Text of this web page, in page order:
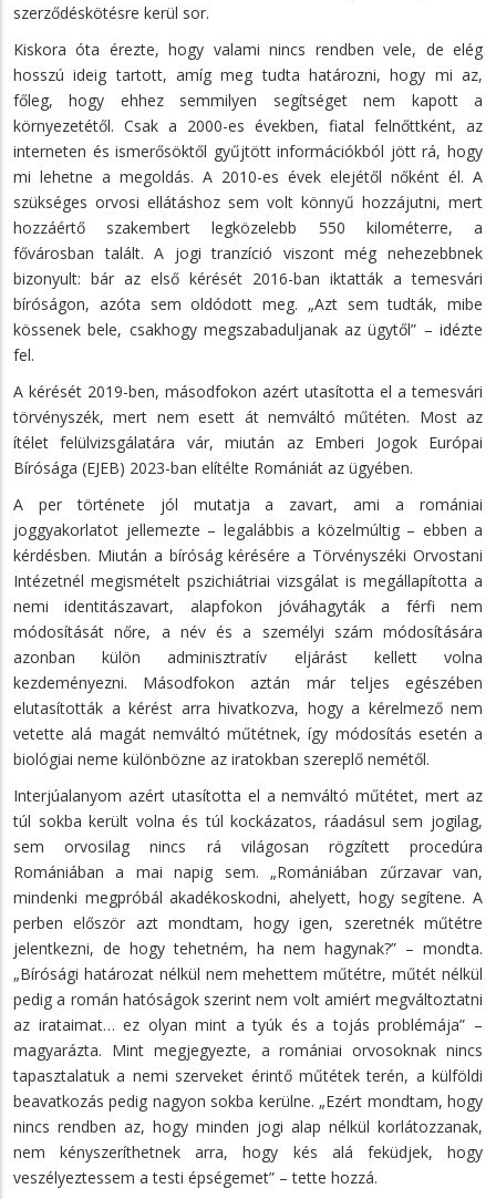
szerződéskötésre kerül sor.
Kiskora óta érezte, hogy valami nincs rendben vele, de elég
hosszú ideig tartott, amíg meg tudta határozni, hogy mi az,
főleg, hogy ehhez semmilyen segítséget nem kapott a
környezetétől. Csak a 2000-es években, fiatal felnőttként, az
interneten és ismerősöktől gyűjtött információkból jött rá, hogy
mi lehetne a megoldás. A 2010-es évek elejétől nőként él. A
szükséges orvosi ellátáshoz sem volt könnyű hozzájutni, mert
hozzáértő szakembert legközelebb 550 kilométerre, a
fővárosban talált. A jogi tranzíció viszont még nehezebbnek
bizonyult: bár az első kérését 2016-ban iktatták a temesvári
bíróságon, azóta sem oldódott meg. „Azt sem tudták, mibe
kössenek bele, csakhogy megszabaduljanak az ügytől” – idézte
fel.
A kérését 2019-ben, másodfokon azért utasította el a temesvári
törvényszék, mert nem esett át nemváltó műtéten. Most az
ítélet felülvizsgálatára vár, miután az Emberi Jogok Európai
Bírósága (EJEB) 2023-ban elítélte Romániát az ügyében.
A per története jól mutatja a zavart, ami a romániai
joggyakorlatot jellemezte – legalábbis a közelmúltig – ebben a
kérdésben. Miután a bíróság kérésére a Törvényszéki Orvostani
Intézetnél megismételt pszichiátriai vizsgálat is megállapította a
nemi identitászavart, alapfokon jóváhagyták a férfi nem
módosítását nőre, a név és a személyi szám módosítására
azonban külön adminisztratív eljárást kellett volna
kezdeményezni. Másodfokon aztán már teljes egészében
elutasították a kérést arra hivatkozva, hogy a kérelmező nem
vetette alá magát nemváltó műtétnek, így módosítás esetén a
biológiai neme különbözne az iratokban szereplő nemétől.
Interjúalanyom azért utasította el a nemváltó műtétet, mert az
túl sokba került volna és túl kockázatos, ráadásul sem jogilag,
sem orvosilag nincs rá világosan rögzített procedúra
Romániában a mai napig sem. „Romániában zűrzavar van,
mindenki megpróbál akadékoskodni, ahelyett, hogy segítene. A
perben először azt mondtam, hogy igen, szeretnék műtétre
jelentkezni, de hogy tehetném, ha nem hagynak?” – mondta.
„Bírósági határozat nélkül nem mehettem műtétre, műtét nélkül
pedig a román hatóságok szerint nem volt amiért megváltoztatni
az irataimat… ez olyan mint a tyúk és a tojás problémája” –
magyarázta. Mint megjegyezte, a romániai orvosoknak nincs
tapasztalatuk a nemi szerveket érintő műtétek terén, a külföldi
beavatkozás pedig nagyon sokba kerülne. „Ezért mondtam, hogy
nincs rendben az, hogy minden jogi alap nélkül korlátozzanak,
nem kényszeríthetnek arra, hogy kés alá feküdjek, hogy
veszélyeztessem a testi épségemet” – tette hozzá.